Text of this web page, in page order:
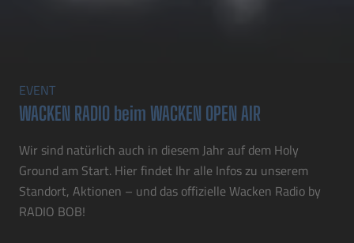
EVENT
WACKEN RADIO beim WACKEN OPEN AIR
Wir sind natürlich auch in diesem Jahr auf dem Holy
Ground am Start. Hier findet Ihr alle Infos zu unserem
Standort, Aktionen – und das offizielle Wacken Radio by
RADIO BOB!